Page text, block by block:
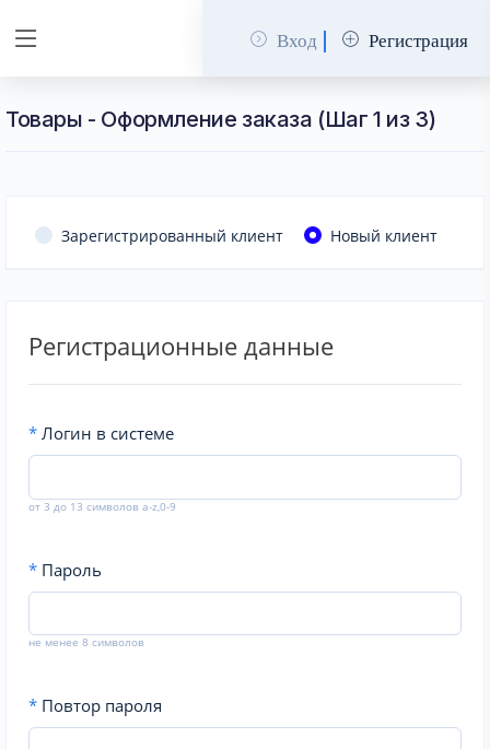
Вход Регистрация
Товары - Оформление заказа (Шаг 1 из 3)
Зарегистрированный клиент Новый клиент
Регистрационные данные
* Логин в системе
от 3 до 13 символов a-z,0-9
* Пароль
не менее 8 символов
* Повтор пароля